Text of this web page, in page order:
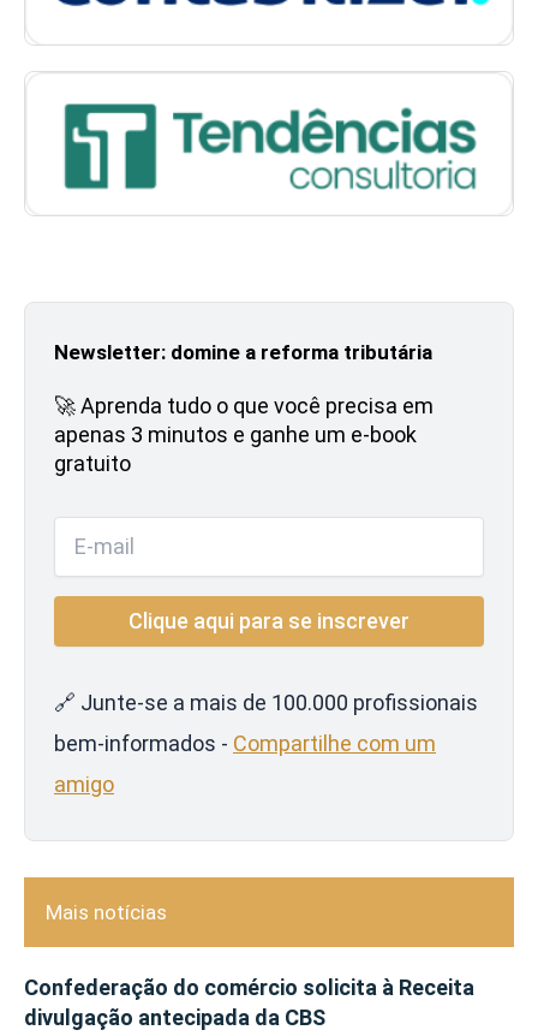
Newsletter: domine a reforma tributária
🚀 Aprenda tudo o que você precisa em
apenas 3 minutos e ganhe um e-book
gratuito
🔗 Junte-se a mais de 100.000 profissionais
bem-informados - Compartilhe com um
amigo
Mais notícias
Confederação do comércio solicita à Receita
divulgação antecipada da CBS